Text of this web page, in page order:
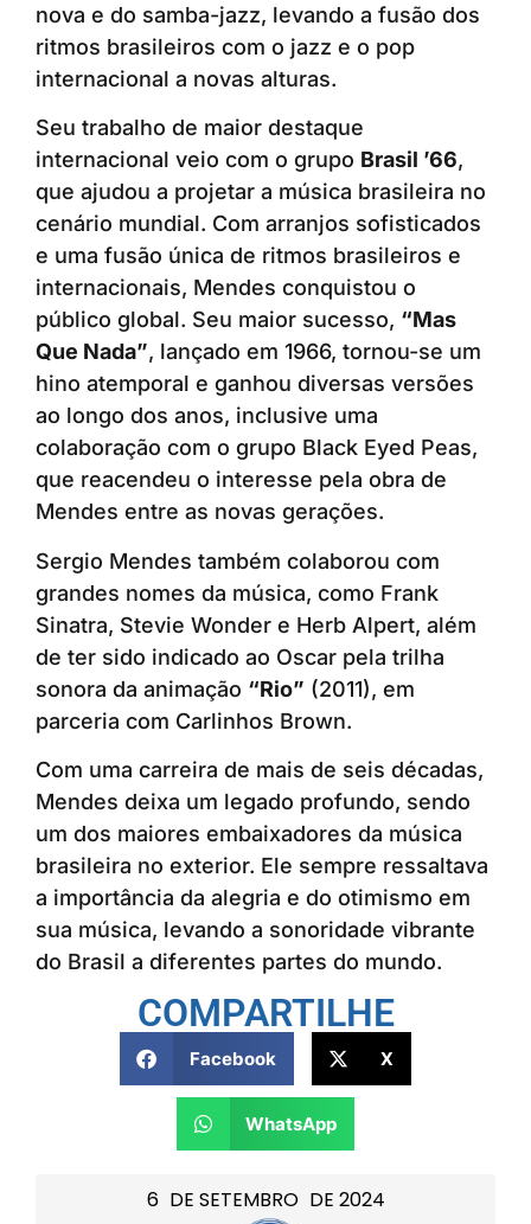
6 DE SETEMBRO DE 2024
nova e do samba-jazz, levando a fusão dos
ritmos brasileiros com o jazz e o pop
internacional a novas alturas.
Seu trabalho de maior destaque
internacional veio com o grupo Brasil ’66,
que ajudou a projetar a música brasileira no
cenário mundial. Com arranjos sofisticados
e uma fusão única de ritmos brasileiros e
internacionais, Mendes conquistou o
público global. Seu maior sucesso, “Mas
Que Nada”, lançado em 1966, tornou-se um
hino atemporal e ganhou diversas versões
ao longo dos anos, inclusive uma
colaboração com o grupo Black Eyed Peas,
que reacendeu o interesse pela obra de
Mendes entre as novas gerações.
Sergio Mendes também colaborou com
grandes nomes da música, como Frank
Sinatra, Stevie Wonder e Herb Alpert, além
de ter sido indicado ao Oscar pela trilha
sonora da animação “Rio” (2011), em
parceria com Carlinhos Brown.
Com uma carreira de mais de seis décadas,
Mendes deixa um legado profundo, sendo
um dos maiores embaixadores da música
brasileira no exterior. Ele sempre ressaltava
a importância da alegria e do otimismo em
sua música, levando a sonoridade vibrante
do Brasil a diferentes partes do mundo.
COMPARTILHE
Facebook X
WhatsApp